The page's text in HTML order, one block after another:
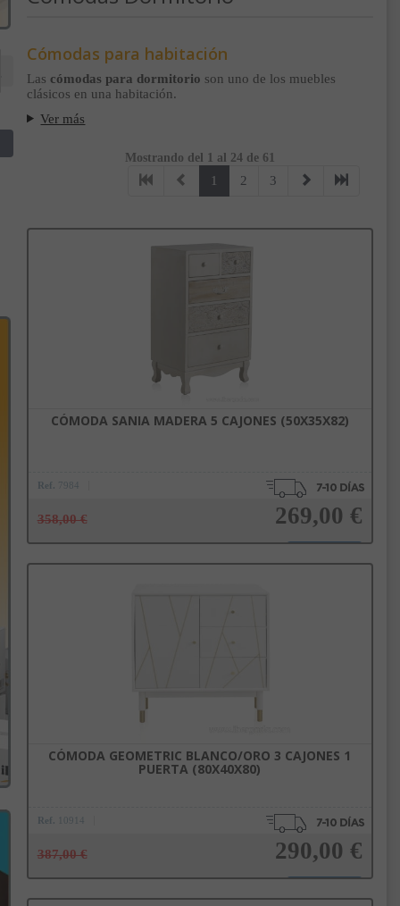
Cómodas para habitación
Las cómodas para dormitorio son uno de los muebles
clásicos en una habitación.
Ver más
Mostrando del 1 al 24 de 61
1 2 3
CÓMODA SANIA MADERA 5 CAJONES (50X35X82)
Ref. 7984
358,00 € 269,00 €
CÓMODA GEOMETRIC BLANCO/ORO 3 CAJONES 1
PUERTA (80X40X80)
Ref. 10914
387,00 € 290,00 €